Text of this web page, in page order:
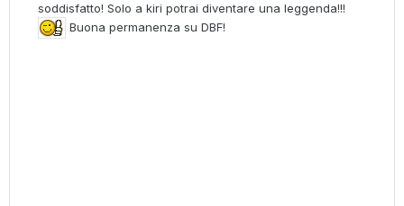
soddisfatto! Solo a kiri potrai diventare una leggenda!!!
Buona permanenza su DBF!